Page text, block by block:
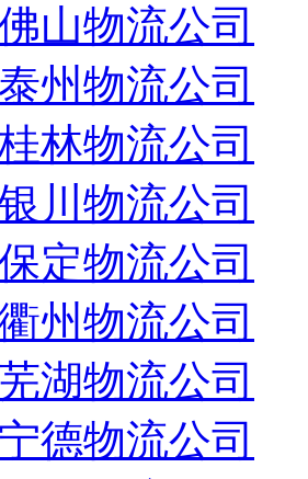
山物流公司
州物流公司
林物流公司
川物流公司
定物流公司
州物流公司
湖物流公司
德物流公司